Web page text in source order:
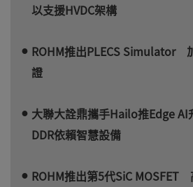
以支援HVDC架構
ROHM推出PLECS Simulator
證
大聯大詮鼎攜手Hailo推Edge
DDR依賴智慧設備
ROHM推出第5代SiC MOSFET